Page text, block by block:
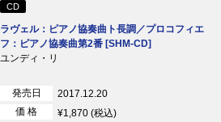
CD
ラヴェル：ピアノ協奏曲ト長調／プロコフィエ
フ：ピアノ協奏曲第2番 [SHM-CD]
ユンディ・リ
発売日
2017.12.20
価 格
¥1,870 (税込)